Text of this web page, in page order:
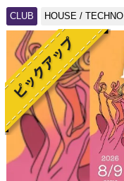
CLUB HOUSE / TECHNO